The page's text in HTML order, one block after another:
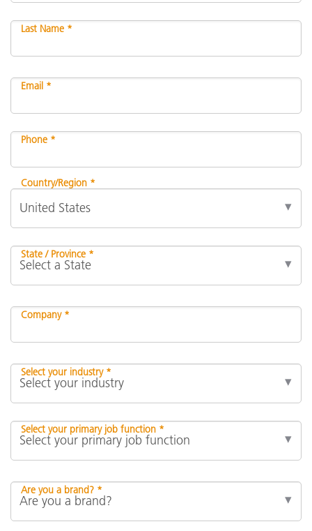
Last Name *
Email *
Phone *
Country/Region *
State / Province *
Company *
Select your industry *
Select your primary job function *
Are you a brand? *